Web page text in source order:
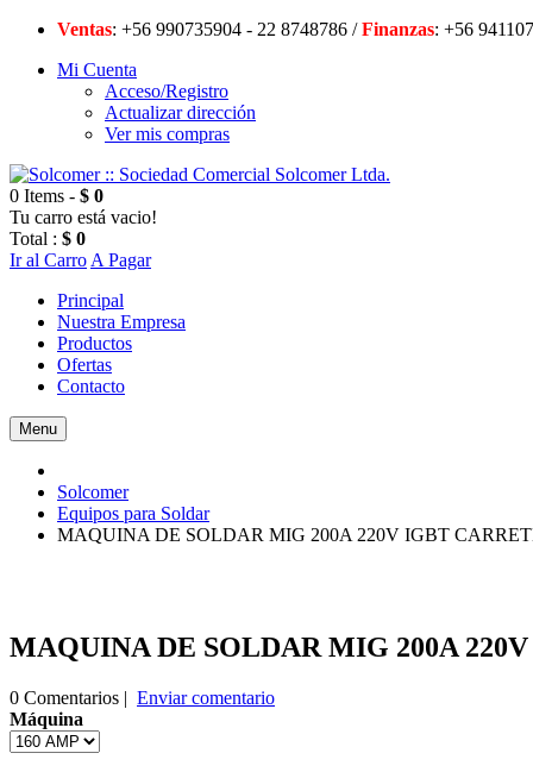
Ventas: +56 990735904 - 22 8748786 /Finanzas: +56
Mi Cuenta
Acceso/Registro
Actualizar dirección
Ver mis compras
0 Items - $ 0
Tu carro está vacio!
Total : $ 0
Ir al Carro A Pagar
Principal
Nuestra Empresa
Productos
Ofertas
Contacto
Menu
Solcomer
Equipos para Soldar
MAQUINA DE SOLDAR MIG 200A 220V IGBT
MAQUINA DE SOLDAR MIG 200A
0 Comentarios | Enviar comentario
Máquina